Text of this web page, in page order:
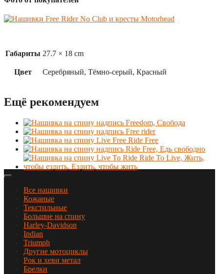
Габариты 27.7 × 18 cm
Цвет Серебряный, Тёмно-серый, Красный
Ещё рекомендуем
Все нашивки
Кожаные
Текстильные
Большие на спину
Harley-Davidson
Indian
Triumph
Другие мотоциклы
Рок и хеви метал
Брелки